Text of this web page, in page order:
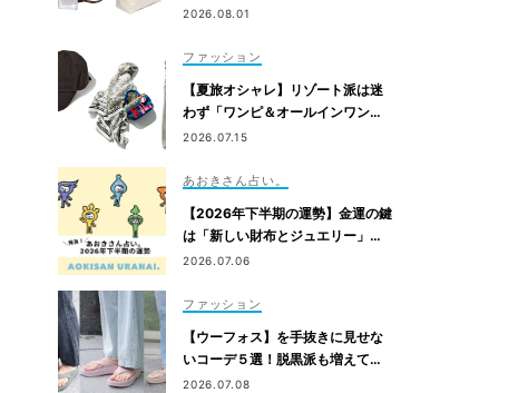
選
2026.08.01
ファッション
【夏旅オシャレ】リゾート派は迷
わず「ワンピ＆オールインワン」
を新調！
2026.07.15
あおきさん占い。
【2026年下半期の運勢】金運の鍵
は「新しい財布とジュエリー」！
あえての“アナログなコミュニケー
ん占い。
2026.07.06
ファッション
【ウーフォス】を手抜きに見せな
いコーデ５選！脱黒派も増えてま
す
2026.07.08